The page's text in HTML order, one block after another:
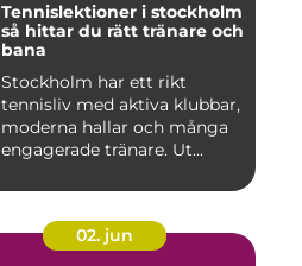
Tennislektioner i stockholm
så hittar du rätt tränare och
bana
Stockholm har ett rikt
tennisliv med aktiva klubbar,
moderna hallar och många
engagerade tränare. Ut...
02. jun